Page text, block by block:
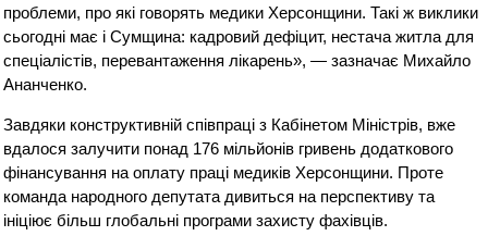
проблеми, про які говорять медики Херсонщини. Такі ж виклики
сьогодні має і Сумщина: кадровий дефіцит, нестача житла для
спеціалістів, перевантаження лікарень», — зазначає Михайло
Ананченко.
Завдяки конструктивній співпраці з Кабінетом Міністрів, вже
вдалося залучити понад 176 мільйонів гривень додаткового
фінансування на оплату праці медиків Херсонщини. Проте
команда народного депутата дивиться на перспективу та
ініціює більш глобальні програми захисту фахівців.